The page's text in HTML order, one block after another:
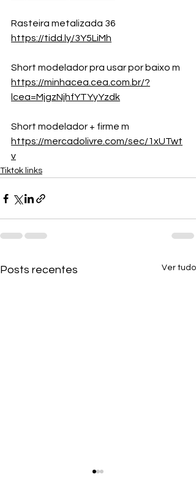
Rasteira metalizada 36
https://tidd.ly/3Y5LiMh
Short modelador pra usar por baixo m
https://minhacea.cea.com.br/?
lcea=MjgzNjhfYTYyYzdk
Short modelador + firme m
https://mercadolivre.com/sec/1xUTwt
v
Tiktok links
Posts recentes Ver tudo